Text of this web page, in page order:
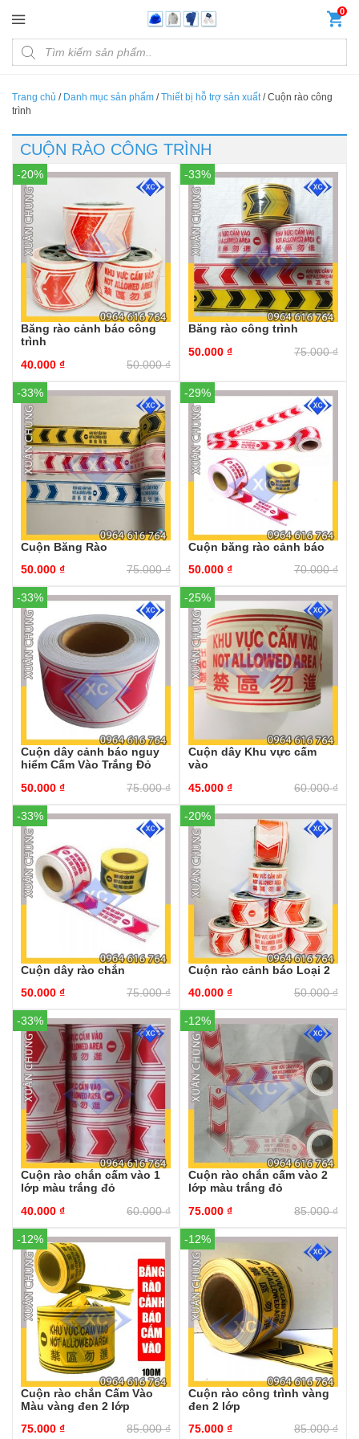
0
Products search
Trang chủ / Danh mục sản phẩm /Thiết bị hỗ trợ sản xuất/Cuộn rào công
trình
CUỘN RÀO CÔNG TRÌNH
-20%
Băng rào cảnh báo công
trình
50.000₫
40.000 ₫
-33%
Băng rào công trình
75.000₫
50.000 ₫
-33%
Cuộn Băng Rào
75.000₫
50.000 ₫
-29%
Cuộn băng rào cảnh báo
70.000₫
50.000 ₫
-33%
Cuộn dây cảnh báo nguy
hiểm Cấm Vào Trắng Đỏ
75.000₫
50.000 ₫
-25%
Cuộn dây Khu vực cấm
vào
60.000₫
45.000 ₫
-33%
Cuộn dây rào chắn
75.000₫
50.000 ₫
-20%
Cuộn rào cảnh báo Loại 2
50.000₫
40.000 ₫
-33%
Cuộn rào chắn cấm vào 1
lớp màu trắng đỏ
60.000₫
40.000 ₫
-12%
Cuộn rào chắn cấm vào 2
lớp màu trắng đỏ
85.000₫
75.000 ₫
-12%
Cuộn rào chắn Cấm Vào
Màu vàng đen 2 lớp
85.000₫
75.000 ₫
-12%
Cuộn rào công trình vàng
đen 2 lớp
85.000₫
75.000 ₫